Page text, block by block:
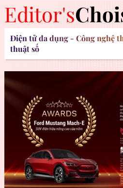
Editor's
Điện tử đa dụng - Công nghệ
thuật số